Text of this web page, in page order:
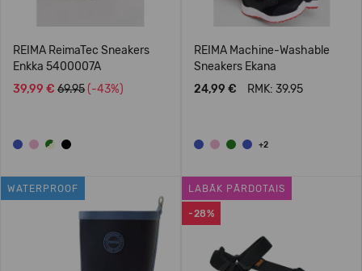
REIMA ReimaTec Sneakers
Enkka 5400007A
39,99 € 69.95 (-43%)
REIMA Machine-Washable
Sneakers Ekana
24,99 €
RMK: 39.95
+2
WATERPROOF
-28%
LABĀK PĀRDOTAIS